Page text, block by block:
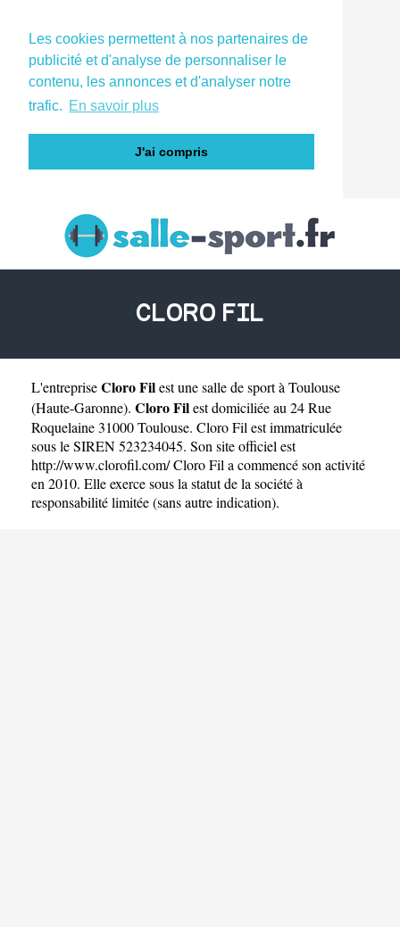
Les cookies permettent à nos partenaires de
publicité et d'analyse de personnaliser le
contenu, les annonces et d'analyser notre
trafic. En savoir plus
J'ai compris
CLORO FIL
L'entrepriseCloro Filest unesalle de sport à Toulouse
(Haute-Garonne). Cloro Filest domiciliée au 24 Rue
Roquelaine 31000 Toulouse. Cloro Fil est immatriculée
sous le SIREN 523234045. Son site officiel est
http://www.clorofil.com/Cloro Fil a commencé son activité
en 2010. Elle exerce sous la statut de la société à
responsabilité limitée (sans autre indication).